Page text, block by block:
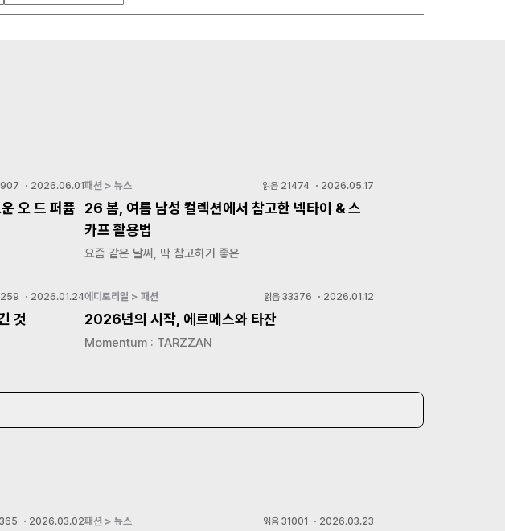
・ 2026.06.01
오 드 퍼퓸
패션 > 뉴스 읽음 21474・ 2026.05.17
26 봄, 여름 남성 컬렉션에서 참고한 넥타이 & 스
카프 활용법
요즘 같은 날씨, 딱 참고하기 좋은
・ 2026.01.24
것
에디토리얼 > 패션 읽음 33376 ・ 2026.01.12
2026년의 시작, 에르메스와 타잔
Momentum : TARZZAN
・ 2026.03.02패션 > 뉴스 읽음 31001 ・ 2026.03.23